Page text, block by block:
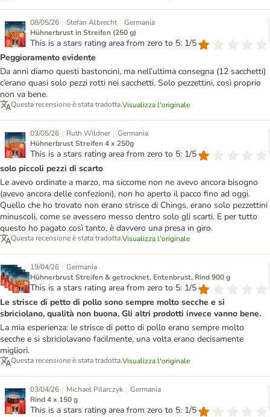
08/05/26 | Stefan Albrecht | Germania
Hühnerbrust in Streifen (250 g)
This is a stars rating area from zero to 5: 1/5
Peggioramento evidente
Da anni diamo questi bastoncini, ma nell’ultima consegna (12 sacchetti)
c’erano quasi solo pezzi rotti nei sacchetti. Solo pezzettini, così proprio
non va bene.
Questa recensione è stata tradotta.Visualizza l'originale
03/05/26 | Ruth Wildner | Germania
Hühnerbrust Streifen 4 x 250g
This is a stars rating area from zero to 5: 1/5
solo piccoli pezzi di scarto
Le avevo ordinate a marzo, ma siccome non ne avevo ancora bisogno
(avevo ancora delle confezioni), non ho aperto il pacco fino ad oggi.
Quello che ho trovato non erano strisce di Chings, erano solo pezzettini
minuscoli, come se avessero messo dentro solo gli scarti. E per tutto
questo ho pagato così tanto, è davvero una presa in giro.
Questa recensione è stata tradotta.Visualizza l'originale
19/04/26 | Germania
Hühnerbrust Streifen & getrocknet, Entenbrust, Rind 900 g
This is a stars rating area from zero to 5: 1/5
Le strisce di petto di pollo sono sempre molto secche e si
sbriciolano, qualità non buona. Gli altri prodotti invece vanno bene.
La mia esperienza: le strisce di petto di pollo erano sempre molto
secche e si sbriciolavano facilmente, una volta erano decisamente
migliori.
Questa recensione è stata tradotta.Visualizza l'originale
03/04/26 | Michael Pilarczyk | Germania
Rind 4 x 150 g
This is a stars rating area from zero to 5: 1/5